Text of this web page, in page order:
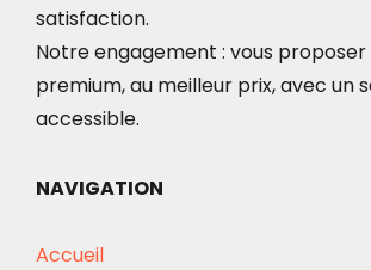
satisfaction.
Notre engagement : vous
premium, au meilleur prix, avec un
accessible.
NAVIGATION
Accueil